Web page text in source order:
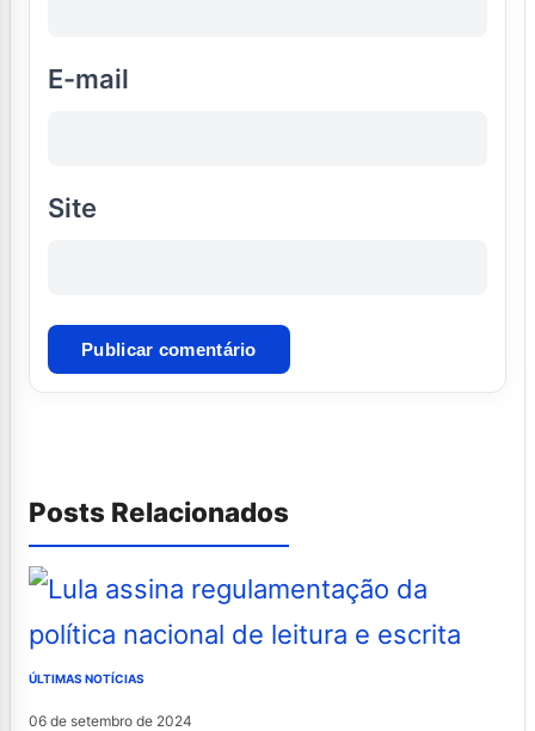
E-mail
Site
Posts Relacionados
ÚLTIMAS NOTÍCIAS
06 de setembro de 2024